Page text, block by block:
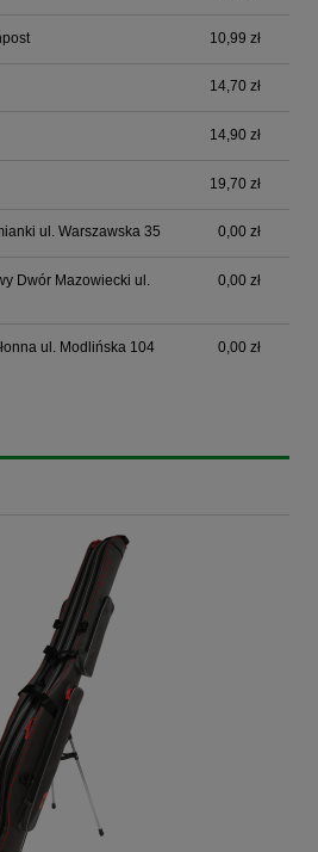
10,99 zł
14,70 zł
14,90 zł
19,70 zł
ul. Warszawska 35 0,00 zł
Dwór Mazowiecki ul.
0,00 zł
ul. Modlińska 104 0,00 zł